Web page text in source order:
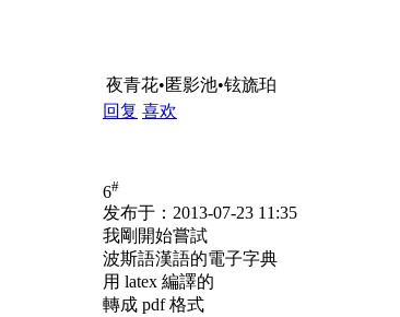
夜青花•匿影池•铉旒珀
回复 喜欢
6#
发布于：2013-07-23 11:35
我剛開始嘗試
波斯語漢語的電子字典
用 latex 編譯的
轉成 pdf 格式